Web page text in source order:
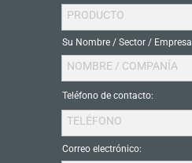
Su Nombre / Sector / Empresa
NOMBRE / COMPANÍA
Correo electrónico:
Teléfono de contacto:
TELÉFONO
PRODUCTO